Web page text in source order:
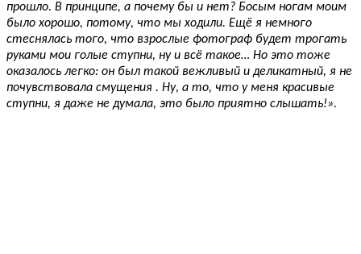
прошло. В принципе, а почему бы и нет? Босым ногам моим
было хорошо, потому, что мы ходили. Ещё я немного
стеснялась того, что взрослые фотограф будет трогать
руками мои голые ступни, ну и всё такое… Но это тоже
оказалось легко: он был такой вежливый и деликатный, я не
почувствовала смущения . Ну, а то, что у меня красивые
ступни, я даже не думала, это было приятно слышать!».